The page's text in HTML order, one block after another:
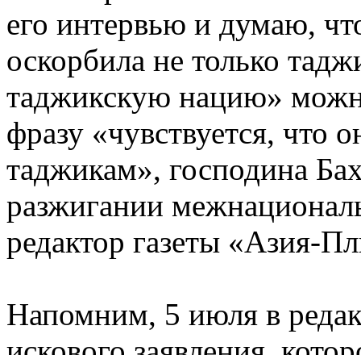
его интервью и думаю,
оскорбила не только
таджикскую нацию»
фразу «чувствуется, что
таджикам», господина
разжигании
редактор газеты «Азия-
Напомним, 5 июля в